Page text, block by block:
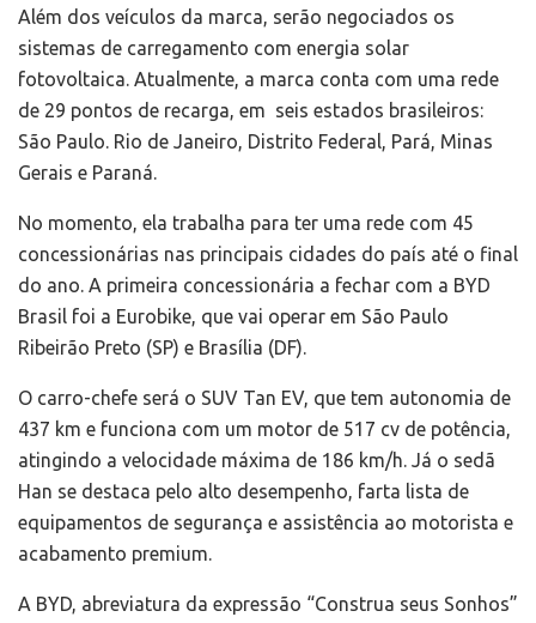
Além dos veículos da marca, serão negociados os
sistemas de carregamento com energia solar
fotovoltaica. Atualmente, a marca conta com uma rede
de 29 pontos de recarga, em seis estados brasileiros:
São Paulo. Rio de Janeiro, Distrito Federal, Pará, Minas
Gerais e Paraná.
No momento, ela trabalha para ter uma rede com 45
concessionárias nas principais cidades do país até o final
do ano. A primeira concessionária a fechar com a BYD
Brasil foi a Eurobike, que vai operar em São Paulo
Ribeirão Preto (SP) e Brasília (DF).
O carro-chefe será o SUV Tan EV, que tem autonomia de
437 km e funciona com um motor de 517 cv de potência,
atingindo a velocidade máxima de 186 km/h. Já o sedã
Han se destaca pelo alto desempenho, farta lista de
equipamentos de segurança e assistência ao motorista e
acabamento premium.
A BYD, abreviatura da expressão “Construa seus Sonhos”